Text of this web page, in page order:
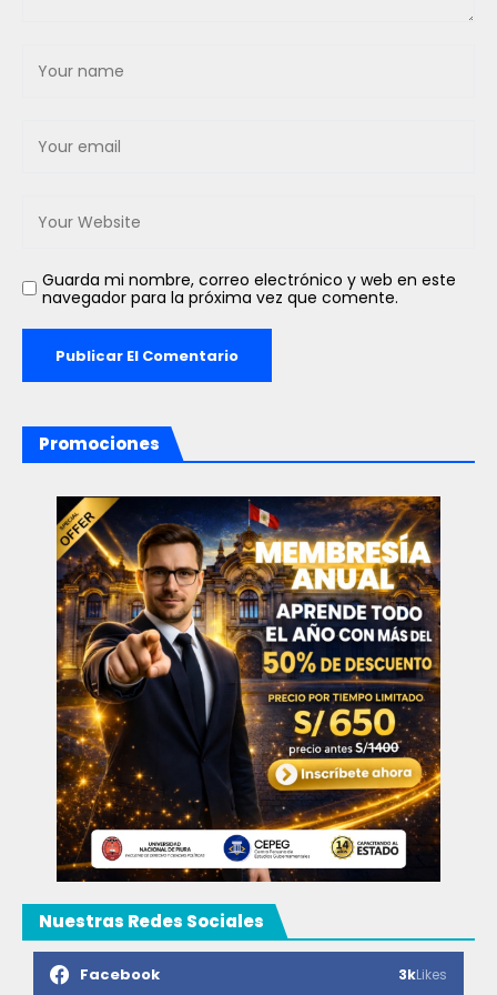
Guarda mi nombre, correo electrónico y web en este
navegador para la próxima vez que comente.
Promociones
Nuestras Redes Sociales
Facebook 3kLikes